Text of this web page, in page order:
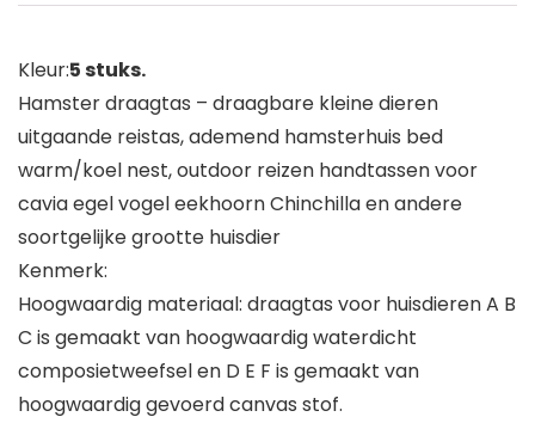
Kleur:5 stuks.
Hamster draagtas – draagbare kleine dieren
uitgaande reistas, ademend hamsterhuis bed
warm/koel nest, outdoor reizen handtassen voor
cavia egel vogel eekhoorn Chinchilla en andere
soortgelijke grootte huisdier
Kenmerk:
Hoogwaardig materiaal: draagtas voor huisdieren A B
C is gemaakt van hoogwaardig waterdicht
composietweefsel en D E F is gemaakt van
hoogwaardig gevoerd canvas stof.